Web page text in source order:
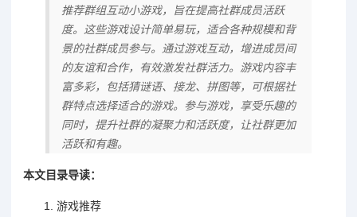
推荐群组互动小游戏，旨在提高社群成员活跃
度。这些游戏设计简单易玩，适合各种规模和背
景的社群成员参与。通过游戏互动，增进成员间
的友谊和合作，有效激发社群活力。游戏内容丰
富多彩，包括猜谜语、接龙、拼图等，可根据社
群特点选择适合的游戏。参与游戏，享受乐趣的
同时，提升社群的凝聚力和活跃度，让社群更加
活跃和有趣。
本文目录导读：
游戏推荐